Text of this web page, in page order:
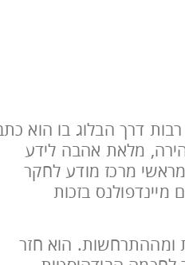
דרך הבלוג בו הוא
מלאת אהבה לידע
מרכז מודע לחקר
מיינדפולנס בזכות
ומההתרחשות. הוא חזר